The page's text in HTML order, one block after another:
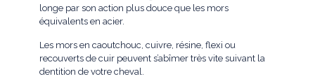
longe par son action plus douce que les mors
équivalents en acier.
Les mors en caoutchouc, cuivre, résine, flexi ou
recouverts de cuir peuvent s’abîmer très vite suivant la
dentition de votre cheval.